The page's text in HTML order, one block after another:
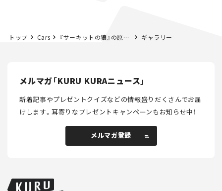
トップ Cars 『サーキットの狼』の原点を探る。漫画家・池沢早人師の仕事術とカーライフ＜前編＞ ギャラリー
メルマガ「KURU KURAニュース」
新着記事やプレゼントクイズなどの情報盛りだくさんでお届
けします。耳寄りなプレゼントキャンペーンもお知らせ中！
メルマガ登録